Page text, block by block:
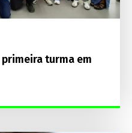
turma em